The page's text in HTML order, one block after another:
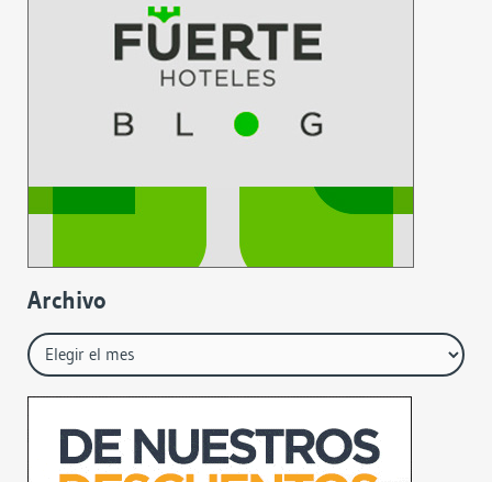
Archivo